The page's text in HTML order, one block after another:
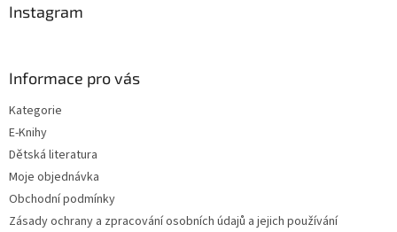
Instagram
Informace pro vás
Kategorie
E-Knihy
Dětská literatura
Moje objednávka
Obchodní podmínky
Zásady ochrany a zpracování osobních údajů a jejich používání